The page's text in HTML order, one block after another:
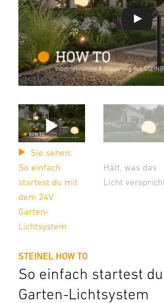
Sie sehen:
So einfach
startest du mit
dem 24V
Garten-
Lichtsystem
Hält, was das
Licht
STEINEL HOW TO
So einfach startest
Garten-Lichtsystem